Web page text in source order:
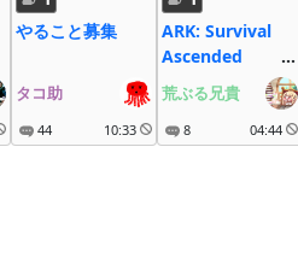
やること募集
タコ助
44 10:33
ARK: Survival
Ascended ロ
ーカル/Steam/じ
ぇねしす１
荒ぶる兄貴
8 04:44